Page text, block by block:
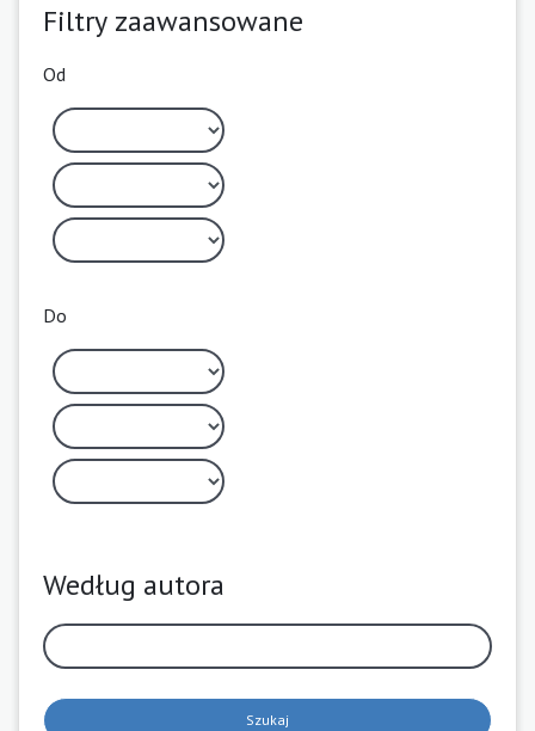
Filtry zaawansowane
Od
Do
Według autora
Szukaj